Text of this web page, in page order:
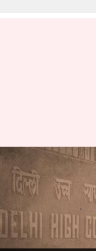
Mahua
నోటీసు.. ఢిల్లీ
చేసిన
వ్రాసిన వారు Sirish Praharaju
ఈ వార్తాకథనం ఏంటి